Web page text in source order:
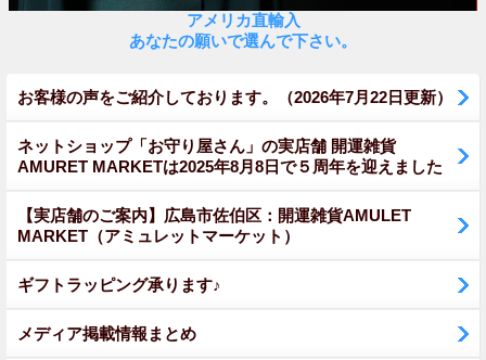
アメリカ直輸入
あなたの願いで選んで下さい。
お客様の声をご紹介しております。（2026年7月22日更新）
ネットショップ「お守り屋さん」の実店舗 開運雑貨
AMURET MARKETは2025年8月8日で５周年を迎えました
【実店舗のご案内】広島市佐伯区：開運雑貨AMULET
MARKET（アミュレットマーケット）
ギフトラッピング承ります♪
メディア掲載情報まとめ